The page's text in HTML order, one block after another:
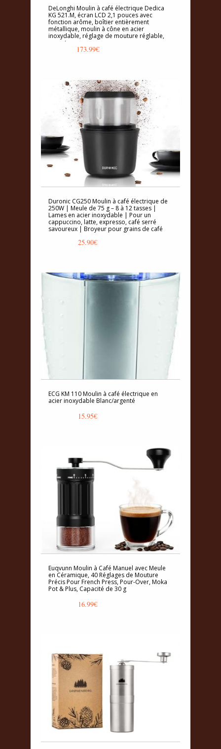
DeLonghi Moulin à café électrique Dedica
KG 521.M, écran LCD 2,1 pouces avec
fonction arôme, boîtier entièrement
métallique, moulin à cône en acier
inoxydable, réglage de mouture réglable,
argent
173.99€
Duronic CG250 Moulin à café électrique de
250W | Meule de 75 g – 8 à 12 tasses |
Lames en acier inoxydable | Pour un
cappuccino, latte, expresso, café serré
savoureux | Broyeur pour grains de café
25.90€
ECG KM 110 Moulin à café électrique en
acier inoxydable Blanc/argenté
15.95€
Euqvunn Moulin à Café Manuel avec Meule
en Céramique, 40 Réglages de Mouture
Précis Pour French Press, Pour-Over, Moka
Pot & Plus, Capacité de 30 g
16.99€